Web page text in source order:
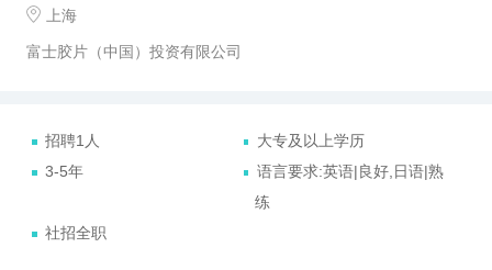
上海
富士胶片（中国）投资有限公司
招聘1人
大专及以上学历
3-5年
语言要求:英语|良好,日语|熟
练
社招全职